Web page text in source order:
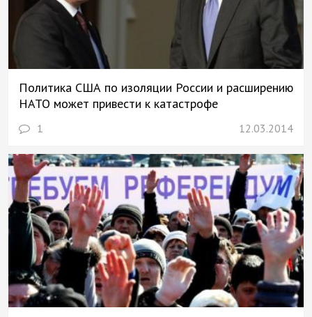
Политика США по изоляции России и расширению
НАТО может привести к катастрофе
1 12.03.2014